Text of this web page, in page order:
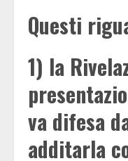
Questi
1) la
va difesa
additarla